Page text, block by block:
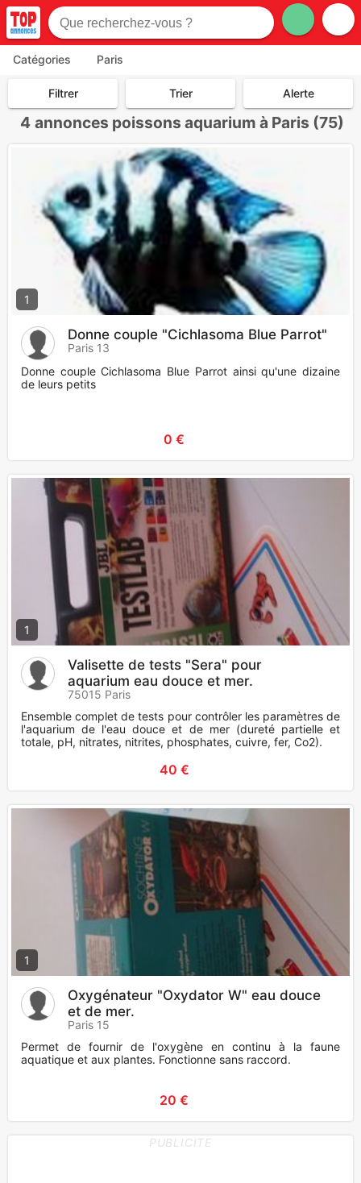
Catégories Paris
Filtrer Trier Alerte
4 annonces poissons aquarium à Paris (75)
1
Donne couple "Cichlasoma Blue Parrot"
Paris 13
Donne couple Cichlasoma Blue Parrot ainsi qu'une dizaine
de leurs petits
0 €
1
Valisette de tests "Sera" pour
aquarium eau douce et mer.
75015 Paris
Ensemble complet de tests pour contrôler les paramètres de
l'aquarium de l'eau douce et de mer (dureté partielle et
totale, pH, nitrates, nitrites, phosphates, cuivre, fer, Co2).
40 €
1
Oxygénateur "Oxydator W" eau douce
et de mer.
Paris 15
Permet de fournir de l'oxygène en continu à la faune
aquatique et aux plantes. Fonctionne sans raccord.
20 €
PUBLICITE